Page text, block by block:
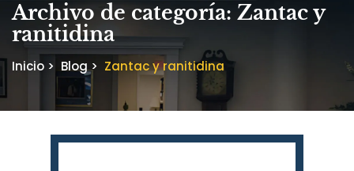
Archivo de categoría: Zantac y
ranitidina
Inicio > Blog> Zantac y ranitidina